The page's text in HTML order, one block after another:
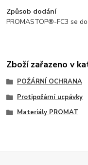
Způsob dodání
PROMASTOP®-FC3 se
Zboží zařazeno v
POŽÁRNÍ OCHRANA
Protipožární ucpávky
Materiály PROMAT